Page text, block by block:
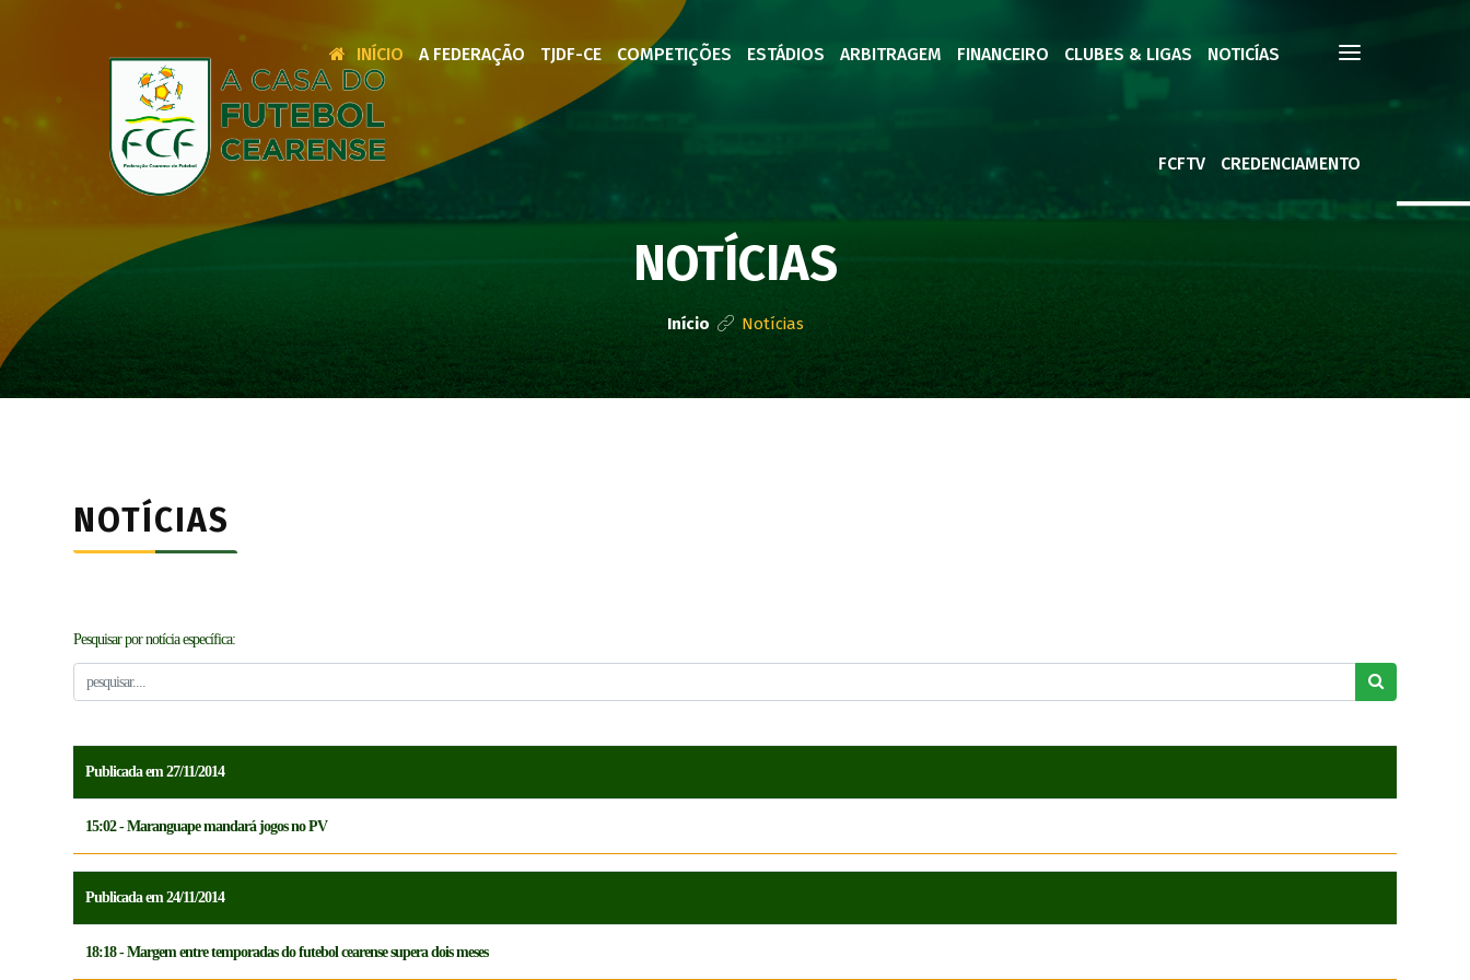
INÍCIO A FEDERAÇÃO TJDF-CE COMPETIÇÕES ESTÁDIOS ARBITRAGEM FINANCEIRO CLUBES & LIGAS NOTICÍAS
FCFTV CREDENCIAMENTO
NOTÍCIAS
Início Notícias
NOTÍCIAS
Pesquisar por notícia específica:
Publicada em 27/11/2014
15:02 - Maranguape mandará jogos no PV
Publicada em 24/11/2014
18:18 - Margem entre temporadas do futebol cearense supera dois meses